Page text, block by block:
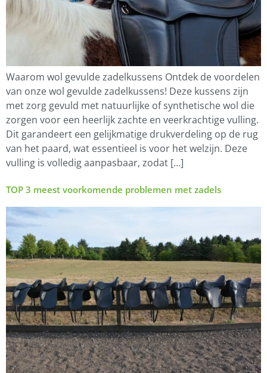
Waarom wol gevulde zadelkussens Ontdek de voordelen
van onze wol gevulde zadelkussens! Deze kussens zijn
met zorg gevuld met natuurlijke of synthetische wol die
zorgen voor een heerlijk zachte en veerkrachtige vulling.
Dit garandeert een gelijkmatige drukverdeling op de rug
van het paard, wat essentieel is voor het welzijn. Deze
vulling is volledig aanpasbaar, zodat […]
TOP 3 meest voorkomende problemen met zadels